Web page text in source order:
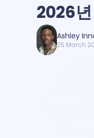
2026
Ashley
25 March